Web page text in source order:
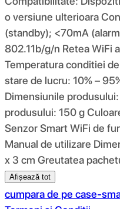
o versiune ulterioara
(standby); <70mA
802.11b/g/n Retea WiFi
Temperatura conditiei
stare de lucru: 10% –
Dimensiunile
produsului: 150 g
Senzor Smart WiFi de
Manual de utilizare
x 3 cm Greutatea
Afișează tot
cumpara de pe case-